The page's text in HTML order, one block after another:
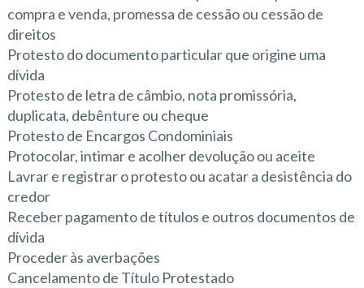
compra e venda, promessa de cessão ou cessão de
direitos
Protesto do documento particular que origine uma
dívida
Protesto de letra de câmbio, nota promissória,
duplicata, debênture ou cheque
Protesto de Encargos Condominiais
Protocolar, intimar e acolher devolução ou aceite
Lavrar e registrar o protesto ou acatar a desistência do
credor
Receber pagamento de títulos e outros documentos de
dívida
Proceder às averbações
Cancelamento de Título Protestado